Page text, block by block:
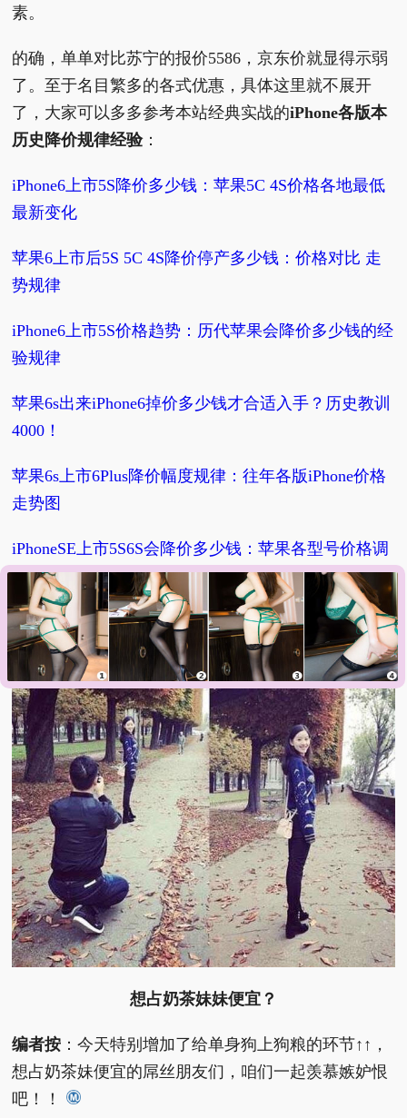
素。
的确，单单对比苏宁的报价5586，京东价就显得示弱
了。至于名目繁多的各式优惠，具体这里就不展开
了，大家可以多多参考本站经典实战的iPhone各版本
历史降价规律经验：
iPhone6上市5S降价多少钱：苹果5C 4S价格各地最低
最新变化
苹果6上市后5S 5C 4S降价停产多少钱：价格对比 走
势规律
iPhone6上市5S价格趋势：历代苹果会降价多少钱的经
验规律
苹果6s出来iPhone6掉价多少钱才合适入手？历史教训
4000！
苹果6s上市6Plus降价幅度规律：往年各版iPhone价格
走势图
iPhoneSE上市5S6S会降价多少钱：苹果各型号价格调
整规律
苹果7出来iPhone6sPlus降价多少钱可入手？经验规律
3000！
想占奶茶妹妹便宜？
编者按 ：今天特别增加了给单身狗上狗粮的环节↑↑，
想占奶茶妹便宜的屌丝朋友们，咱们一起羡慕嫉妒恨
吧！！